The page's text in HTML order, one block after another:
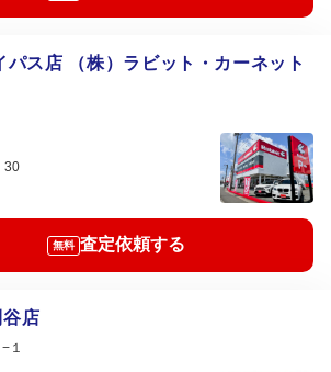
パス店 （株）ラビット・カーネット
30
無料 査定依頼する
店
１